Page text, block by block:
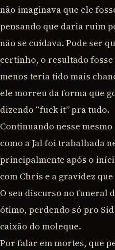
não imaginava que ele
pensando que daria ruim
não se cuidava. Pode ser
certinho, o resultado fosse
menos teria tido mais
ele morreu da forma que
dizendo “fuck it” pra tudo.
Continuando nesse
como a Jal foi trabalhada
principalmente após o
com Chris e a gravidez
O seu discurso no funeral
ótimo, perdendo só pro
caixão do moleque.
Por falar em mortes, que